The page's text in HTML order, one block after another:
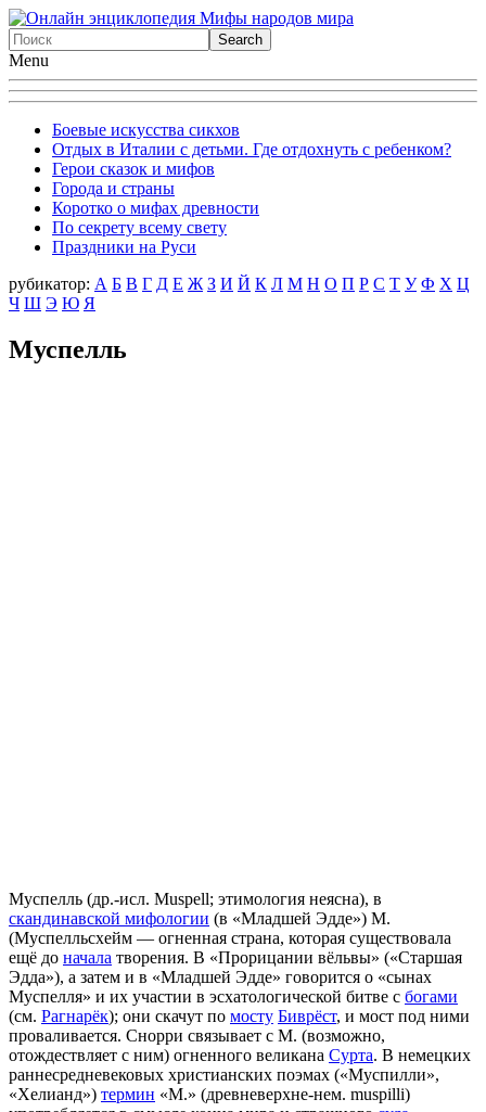
Menu
Боевые искусства сикхов
Отдых в Италии с детьми. Где отдохнуть с ребенком?
Герои сказок и мифов
Города и страны
Коротко о мифах древности
По секрету всему свету
Праздники на Руси
рубикатор: А Б В Г Д Е Ж З И Й К Л М Н О П Р С Т У Ф X Ц
Ч Ш Э Ю Я
Муспелль
Муспелль (др.-исл. Muspell; этимология неясна), в
скандинавской мифологии (в «Младшей Эдде») М.
(Муспелльсхейм — огненная страна, которая существовала
ещё до начала творения. В «Прорицании вёльвы» («Старшая
Эдда»), а затем и в «Младшей Эдде» говорится о «сынах
Муспелля» и их участии в эсхатологической битве с богами
(см. Рагнарёк); они скачут по мосту Биврёст, и мост под ними
проваливается. Снорри связывает с М. (возможно,
отождествляет с ним) огненного великана Сурта. В немецких
раннесредневековых христианских поэмах («Myспилли»,
«Хелианд») термин «М.» (древневерхне-нем. muspilli)